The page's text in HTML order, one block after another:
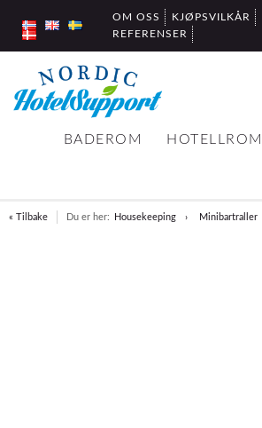
OM OSS KJØPSVILKÅR
REFERENSER
BADEROM HOTELLROM
« Tilbake Du er her: Housekeeping Minibartraller